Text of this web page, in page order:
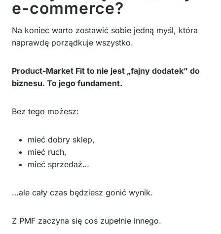
e-commerce?
Na koniec warto zostawić sobie jedną myśl, która
naprawdę porządkuje wszystko.
Product-Market Fit to nie jest „fajny dodatek” do
biznesu. To jego fundament.
Bez tego możesz:
mieć dobry sklep,
mieć ruch,
mieć sprzedaż…
…ale cały czas będziesz gonić wynik.
Z PMF zaczyna się coś zupełnie innego.